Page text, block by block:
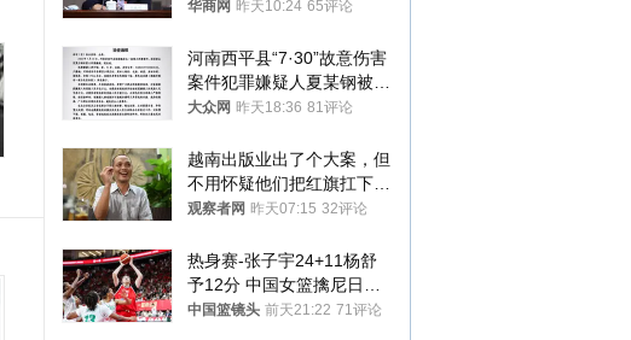
华商网 昨天10:24 65评论
河南西平县“7·30”故意伤害
案件犯罪嫌疑人夏某钢被抓
获
大众网 昨天18:36 81评论
越南出版业出了个大案，但
不用怀疑他们把红旗扛下去
的决心
观察者网 昨天07:15 32评论
热身赛-张子宇24+11杨舒
予12分 中国女篮擒尼日利
亚
中国篮镜头 前天21:22 71评论